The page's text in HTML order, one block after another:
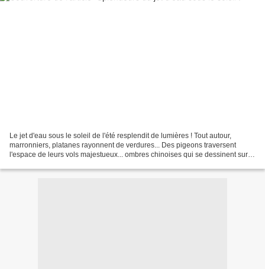
Le jet d'eau sous le soleil de l'été resplendit de lumières ! Tout autour,
marronniers, platanes rayonnent de verdures... Des pigeons traversent
l'espace de leurs vols majestueux... ombres chinoises qui se dessinent sur